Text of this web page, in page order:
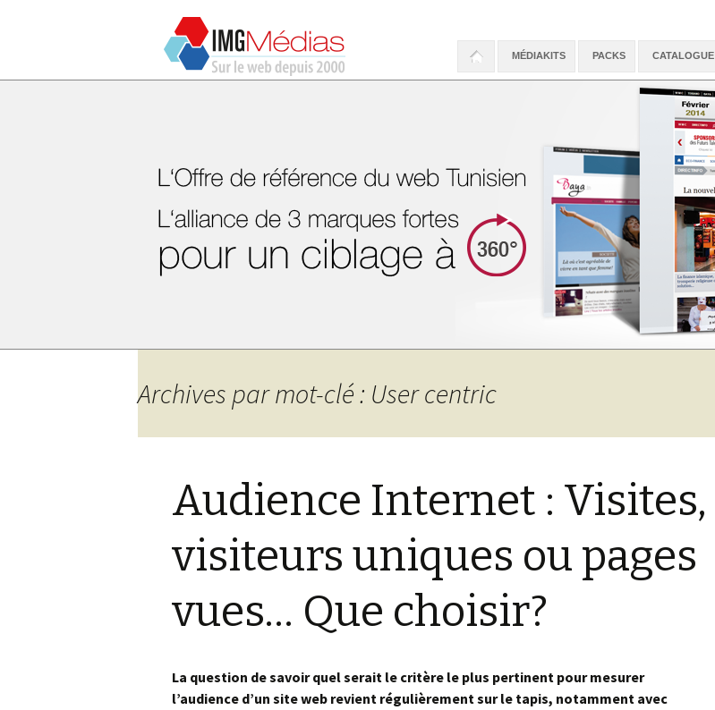
MÉDIAKITS PACKS CATALOGUE
Archives par mot-clé : User centric
Audience Internet : Visites,
visiteurs uniques ou pages
vues… Que choisir?
La question de savoir quel serait le critère le plus pertinent pour mesurer
l’audience d’un site web revient régulièrement sur le tapis, notamment avec